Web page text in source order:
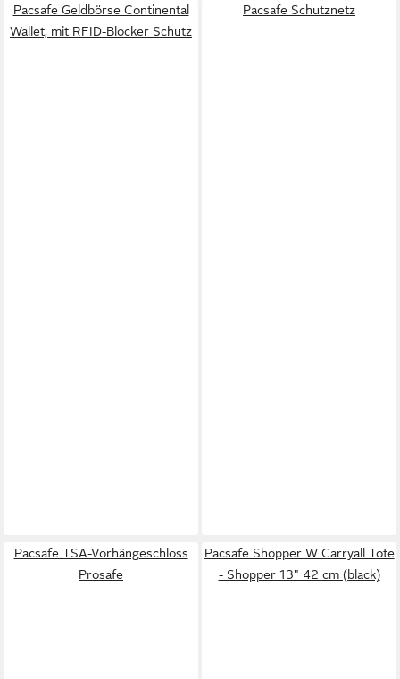
Pacsafe Geldbörse Continental
Wallet, mit RFID-Blocker Schutz
Pacsafe Schutznetz
Pacsafe TSA-Vorhängeschloss
Prosafe
Pacsafe Shopper W Carryall Tote
- Shopper 13" 42 cm (black)